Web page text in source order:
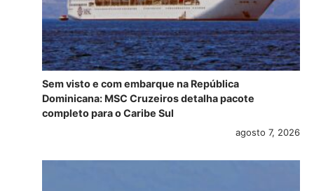
Sem visto e com embarque na República
Dominicana: MSC Cruzeiros detalha pacote
completo para o Caribe Sul
agosto 7, 2026